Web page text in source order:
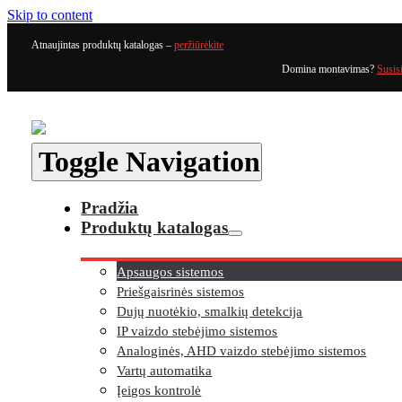
Skip to content
Atnaujintas produktų katalogas –peržiūrėkite
Domina montavimas?
Toggle Navigation
Pradžia
Produktų katalogas
Apsaugos sistemos
Priešgaisrinės sistemos
Dujų nuotėkio, smalkių detekcija
IP vaizdo stebėjimo sistemos
Analoginės, AHD vaizdo stebėjimo sistemos
Vartų automatika
Įeigos kontrolė